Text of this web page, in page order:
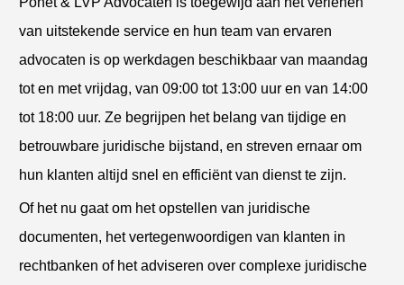
van uitstekende service en hun team van ervaren
advocaten is op werkdagen beschikbaar van maandag
tot en met vrijdag, van 09:00 tot 13:00 uur en van 14:00
tot 18:00 uur. Ze begrijpen het belang van tijdige en
betrouwbare juridische bijstand, en streven ernaar om
hun klanten altijd snel en efficiënt van dienst te zijn.
Of het nu gaat om het opstellen van juridische
documenten, het vertegenwoordigen van klanten in
rechtbanken of het adviseren over complexe juridische